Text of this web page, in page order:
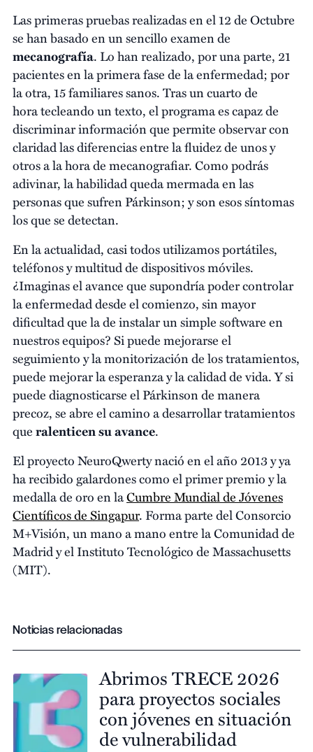
Las primeras pruebas realizadas en el 12 de Octubre
se han basado en un sencillo examen de
mecanografía. Lo han realizado, por una parte, 21
pacientes en la primera fase de la enfermedad; por
la otra, 15 familiares sanos. Tras un cuarto de
hora tecleando un texto, el programa es capaz de
discriminar información que permite observar con
claridad las diferencias entre la fluidez de unos y
otros a la hora de mecanografiar. Como podrás
adivinar, la habilidad queda mermada en las
personas que sufren Párkinson; y son esos síntomas
los que se detectan.
En la actualidad, casi todos utilizamos portátiles,
teléfonos y multitud de dispositivos móviles.
¿Imaginas el avance que supondría poder controlar
la enfermedad desde el comienzo, sin mayor
dificultad que la de instalar un simple software en
nuestros equipos? Si puede mejorarse el
seguimiento y la monitorización de los tratamientos,
puede mejorar la esperanza y la calidad de vida. Y si
puede diagnosticarse el Párkinson de manera
precoz, se abre el camino a desarrollar tratamientos
queralenticen su avance.
El proyecto NeuroQwerty nació en el año 2013 y ya
ha recibido galardones como el primer premio y la
medalla de oro en laCumbre Mundial de Jóvenes
Científicos de Singapur. Forma parte del Consorcio
M+Visión, un mano a mano entre la Comunidad de
Madrid y el Instituto Tecnológico de Massachusetts
(MIT).
Noticias relacionadas
Abrimos TRECE 2026
para proyectos sociales
con jóvenes en situación
de vulnerabilidad